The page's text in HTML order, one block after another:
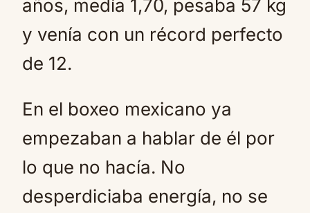
años, medía 1,70, pesaba 57 kg
y venía con un récord perfecto
de 12.
En el boxeo mexicano ya
empezaban a hablar de él por
lo que no hacía. No
desperdiciaba energía, no se